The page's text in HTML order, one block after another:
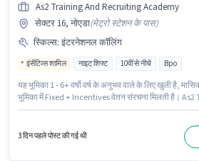
As2 Training And Recruiting Academy
सेक्टर 16, नोएडा(मेट्रो स्टेशन के पास)
स्किल्स: इंटरनेशनल कॉलिंग
इंसेंटिव्स शामिल नाइट शिफ्ट 10वीं से नीचे Bpo
यह भूमिका 1 - 6+ वर्षो वर्ष के अनुभव वाले के लिए खुली है,
भूमिका में Fixed + Incentives वेतन संरचना मिलती है।
नौकरी सेक्टर 16, नोएडा में स्थित है। इंश्योरेंस, PF, मेडिकल
3 दिन पहले पोस्ट की गई थी